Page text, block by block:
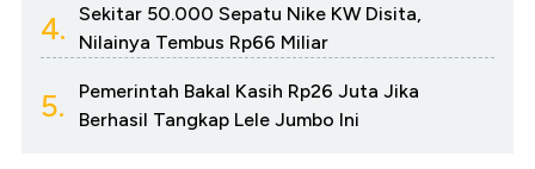
4.
Sekitar 50.000 Sepatu Nike KW Disita,
Nilainya Tembus Rp66 Miliar
5.
Pemerintah Bakal Kasih Rp26 Juta Jika
Berhasil Tangkap Lele Jumbo Ini